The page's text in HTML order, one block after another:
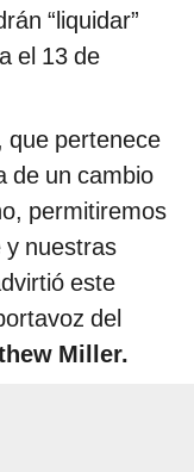
“liquidar”
el 13 de
que pertenece
de un cambio
permitiremos
y nuestras
este
del
Miller.